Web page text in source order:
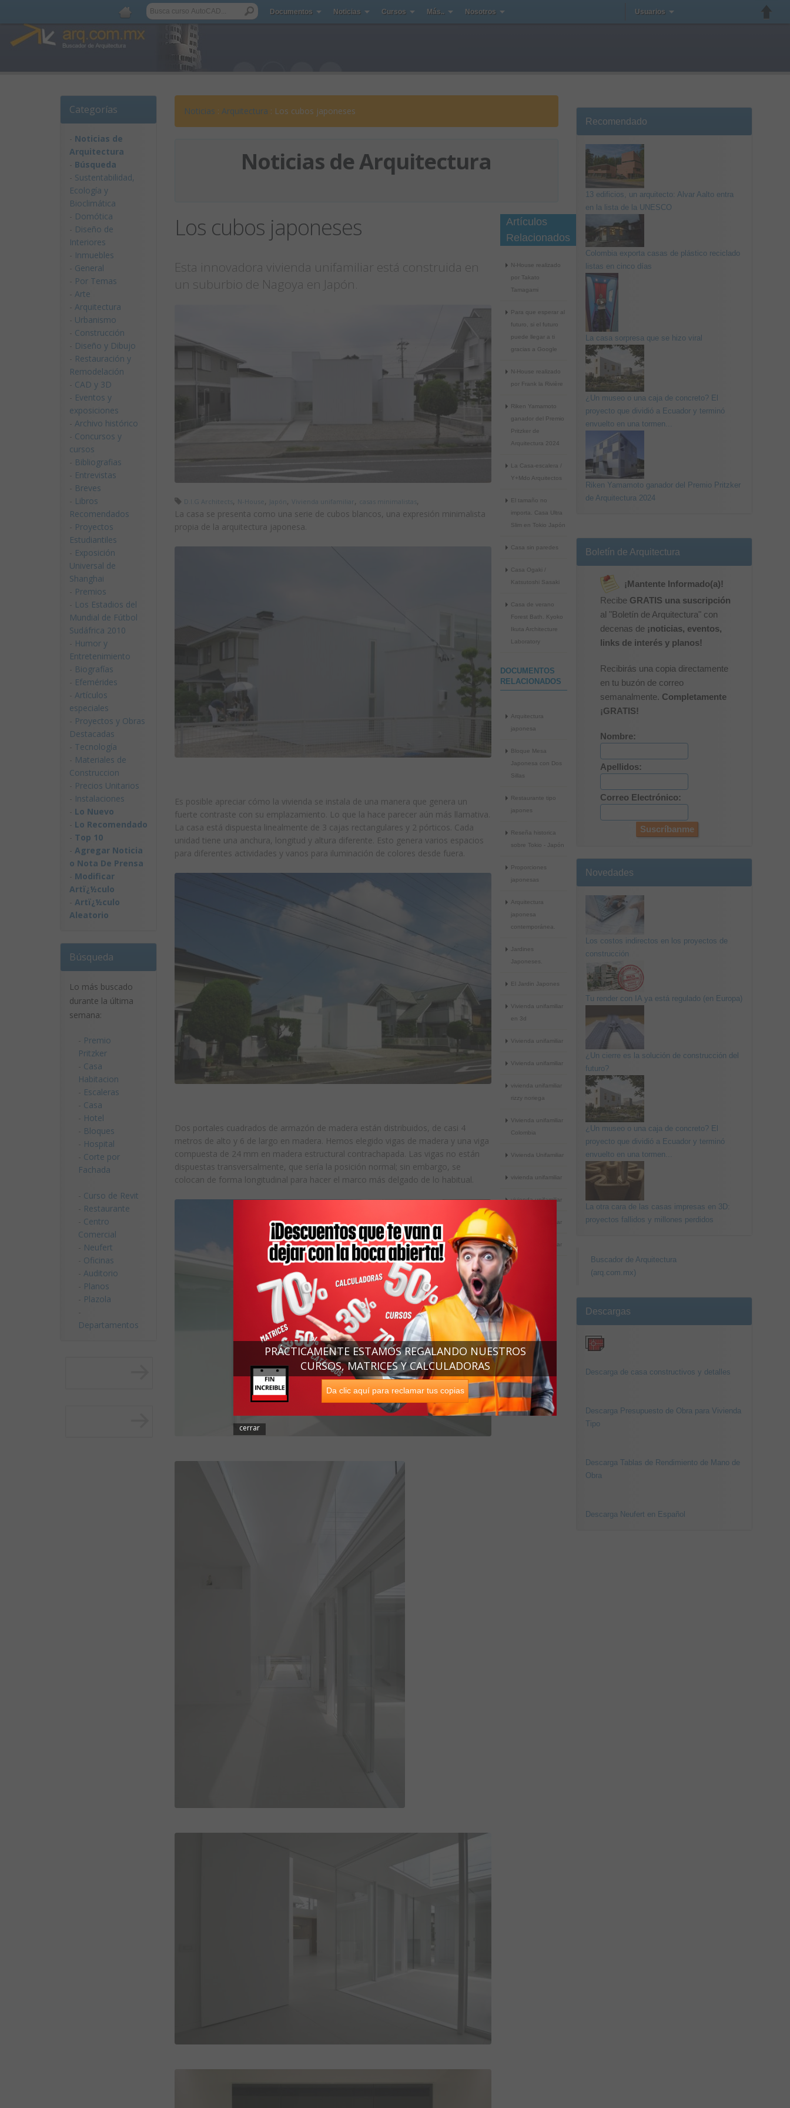
Documentos Noticias Cursos Más.. Nosotros Usuarios
Categorías
- Noticias de
Arquitectura
- Búsqueda
- Sustentabilidad,
Ecologí­a y
Bioclimática
- Domótica
- Diseño de
Interiores
- Inmuebles
- General
- Por Temas
- Arte
- Arquitectura
- Urbanismo
- Construcción
- Diseño y Dibujo
- Restauración y
Remodelación
- CAD y 3D
- Eventos y
exposiciones
- Archivo histórico
- Concursos y
cursos
- Bibliografias
- Entrevistas
- Breves
- Libros
Recomendados
- Proyectos
Estudiantiles
- Exposición
Universal de
Shanghai
- Premios
- Los Estadios del
Mundial de Fútbol
Sudáfrica 2010
- Humor y
Entretenimiento
- Biografías
- Efemérides
- Artículos
especiales
- Proyectos y Obras
Destacadas
- Tecnología
- Materiales de
Construccion
- Precios Unitarios
- Instalaciones
- Lo Nuevo
- Lo Recomendado
- Top 10
- Agregar Noticia
o Nota De Prensa
- Modificar
Artï¿½culo
- Artï¿½culo
Aleatorio
Búsqueda
Lo más buscado
durante la última
semana:
- Premio
Pritzker
- Casa
Habitacion
- Escaleras
- Casa
- Hotel
- Bloques
- Hospital
- Corte por
Fachada
- Curso de Revit
- Restaurante
- Centro
Comercial
- Neufert
- Oficinas
- Auditorio
- Planos
- Plazola
-
Departamentos
Noticias : Arquitectura : Los cubos japoneses
Noticias de Arquitectura
Los cubos japoneses
Esta innovadora vivienda unifamiliar está construida en
un suburbio de Nagoya en Japón.
D.I.G Architects, N-House, Japón, Vivienda unifamiliar , casas minimalistas,
La casa se presenta como una serie de cubos blancos, una expresión minimalista
propia de la arquitectura japonesa.
Es posible apreciar cómo la vivienda se instala de una manera que genera un
fuerte contraste con su emplazamiento. Lo que la hace parecer aún más llamativa.
La casa está dispuesta linealmente de 3 cajas rectangulares y 2 pórticos. Cada
unidad tiene una anchura, longitud y altura diferente. Esto genera varios espacios
para diferentes actividades y vanos para iluminación de colores desde fuera.
Dos portales cuadrados de armazón de madera están distribuidos, de casi 4
metros de alto y 6 de largo en madera. Hemos elegido vigas de madera y una viga
compuesta de 24 mm en madera estructural contrachapada. Las vigas no están
dispuestas transversalmente, que sería la posición normal; sin embargo, se
colocan de forma longitudinal para hacer el marco más delgado de lo habitual.
Artículos
Relacionados
N-House realizado
por Takato
Tamagami
Para que esperar al
futuro, si el futuro
puede llegar a ti
gracias a Google
N-House realizado
por Frank la Rivière
Riken Yamamoto
ganador del Premio
Pritzker de
Arquitectura 2024
La Casa-escalera /
Y+Mdo Arquitectos
El tamaño no
importa. Casa Ultra
Slim en Tokio Japón
Casa sin paredes
Casa Ogaki /
Katsutoshi Sasaki
Casa de verano
Forest Bath. Kyoko
Ikuta Architecture
Laboratory
DOCUMENTOS
RELACIONADOS
Arquitectura
japonesa
Bloque Mesa
Japonesa con Dos
Sillas
Restaurante tipo
japones
Reseña historica
sobre Tokio - Japón
Proporciones
japonesas
Arquitectura
japonesa
contemporánea.
Jardines
Japoneses.
El Jardin Japones
Vivienda unifamiliar
en 3d
Vivienda unifamiliar
Vivienda unifamiliar
vivienda unifamiliar
rizzy noriega
Vivienda unifamiliar
Colombia
Vivienda Unifamiliar
vivienda unifamiliar
vivienda unifamiliar
vivienda unifamiliar
vivienda unifamiliar
Recomendado
13 edificios, un arquitecto: Alvar Aalto entra
en la lista de la UNESCO
Colombia exporta casas de plástico reciclado
listas en cinco días
La casa sorpresa que se hizo viral
¿Un museo o una caja de concreto? El
proyecto que dividió a Ecuador y terminó
envuelto en una tormen...
Riken Yamamoto ganador del Premio Pritzker
de Arquitectura 2024
Boletín de Arquitectura
¡Mantente Informado(a)!
Recibe GRATIS una suscripción
al "Boletín de Arquitectura" con
decenas de ¡noticias, eventos,
links de interés y planos!
Recibirás una copia directamente
en tu buzón de correo
semanalmente. Completamente
¡GRATIS!
Nombre:
Apellidos:
Correo Electrónico:
Novedades
Los costos indirectos en los proyectos de
construcción
Tu render con IA ya está regulado (en Europa)
¿Un cierre es la solución de construcción del
futuro?
¿Un museo o una caja de concreto? El
proyecto que dividió a Ecuador y terminó
envuelto en una tormen...
La otra cara de las casas impresas en 3D:
proyectos fallidos y millones perdidos
Buscador de Arquitectura
(arq.com.mx)
Descargas
Descarga de casa constructivos y detalles
Descarga Presupuesto de Obra para Vivienda
Tipo
Descarga Tablas de Rendimiento de Mano de
Obra
Descarga Neufert en Español
cerrar
Da clic aquí para reclamar tus copias
PRÁCTICAMENTE ESTAMOS REGALANDO NUESTROS
CURSOS, MATRICES Y CALCULADORAS